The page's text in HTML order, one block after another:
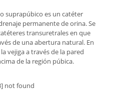
suprapúbico es un catéter
permanente de orina. Se
transuretrales en que
de una abertura natural. En
vejiga a través de la pared
de la región púbica.
not found